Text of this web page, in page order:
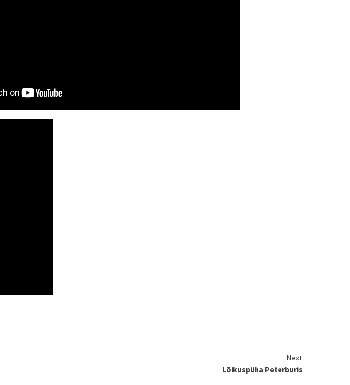
Next
Lõikuspüha Peterburis